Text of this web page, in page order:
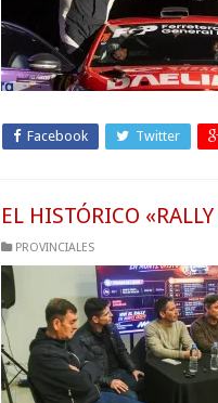
Facebook Twitter
EL HISTÓRICO
PROVINCIALES